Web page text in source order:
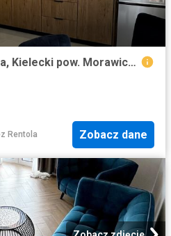
Mieszkanie do wynajęcia, Kielecki pow. Morawica gm. Bilcza Borówkowa, 3400 PLN, 62,93 m2, domy 119 1
Rentola Zobacz dane